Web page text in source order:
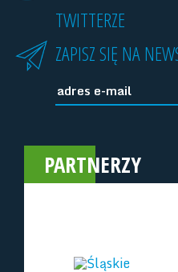
TWITTERZE
ZAPISZ SIĘ NA
PARTNERZY